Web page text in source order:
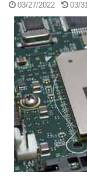
03/27/2022 03/